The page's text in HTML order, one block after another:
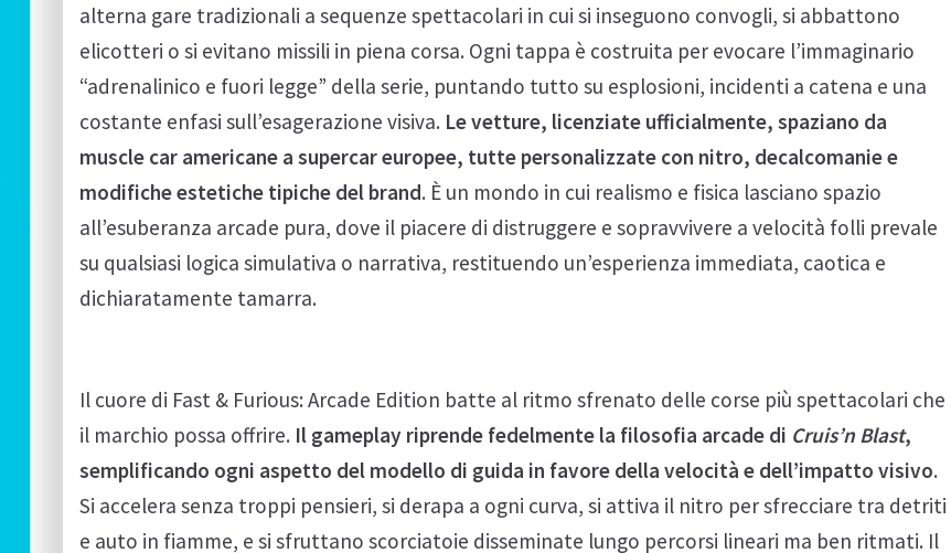
alterna gare tradizionali a sequenze spettacolari in cui si inseguono convogli, si abbattono
elicotteri o si evitano missili in piena corsa. Ogni tappa è costruita per evocare l’immaginario
“adrenalinico e fuori legge” della serie, puntando tutto su esplosioni, incidenti a catena e una
costante enfasi sull’esagerazione visiva. Le vetture, licenziate ufficialmente, spaziano da
muscle car americane a supercar europee, tutte personalizzate con nitro, decalcomanie e
modifiche estetiche tipiche del brand. È un mondo in cui realismo e fisica lasciano spazio
all’esuberanza arcade pura, dove il piacere di distruggere e sopravvivere a velocità folli prevale
su qualsiasi logica simulativa o narrativa, restituendo un’esperienza immediata, caotica e
dichiaratamente tamarra.
Il cuore di Fast & Furious: Arcade Edition batte al ritmo sfrenato delle corse più spettacolari che
il marchio possa offrire. Il gameplay riprende fedelmente la filosofia arcade di Cruis’n Blast,
semplificando ogni aspetto del modello di guida in favore della velocità e dell’impatto visivo.
Si accelera senza troppi pensieri, si derapa a ogni curva, si attiva il nitro per sfrecciare tra detriti
e auto in fiamme, e si sfruttano scorciatoie disseminate lungo percorsi lineari ma ben ritmati. Il